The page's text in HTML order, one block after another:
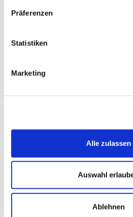
Präferenzen
Statistiken
Marketing
Alle zulassen
Auswahl
Ablehnen
Wunschliste
Strahlpistole 0015 -
Sandstrahlkessel-Zubehor